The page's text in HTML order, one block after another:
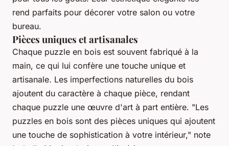
rend parfaits pour décorer votre salon ou votre
bureau.
Pièces uniques et artisanales
Chaque puzzle en bois est souvent fabriqué à la
main, ce qui lui confère une touche unique et
artisanale. Les imperfections naturelles du bois
ajoutent du caractère à chaque pièce, rendant
chaque puzzle une œuvre d'art à part entière. "Les
puzzles en bois sont des pièces uniques qui ajoutent
une touche de sophistication à votre intérieur," note